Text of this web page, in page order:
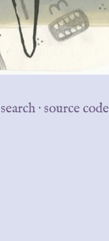
search ·source code